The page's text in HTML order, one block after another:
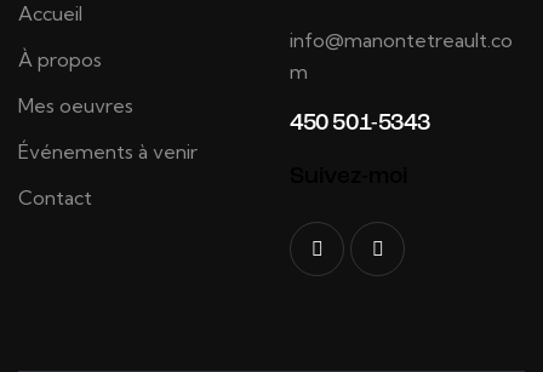
Accueil
À propos
Mes oeuvres
Événements à venir
Contact
info@manontetreault.co
m
450 501-5343